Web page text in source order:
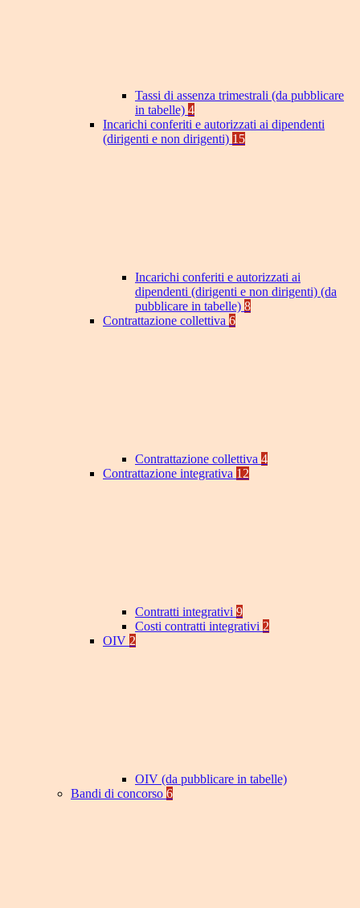
Tassi di assenza trimestrali (da pubblicare
in tabelle) 4
Incarichi conferiti e autorizzati ai dipendenti
(dirigenti e non dirigenti) 15
Incarichi conferiti e autorizzati ai
dipendenti (dirigenti e non dirigenti) (da
pubblicare in tabelle) 8
Contrattazione collettiva 6
Contrattazione collettiva 4
Contrattazione integrativa 12
Contratti integrativi 9
Costi contratti integrativi 2
OIV 2
OIV (da pubblicare in tabelle)
Bandi di concorso 6